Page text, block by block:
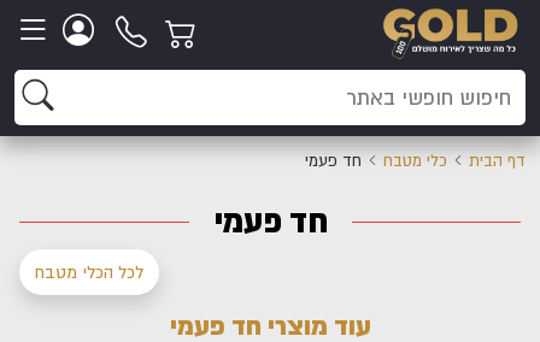
דף הבית כלי מטבח חד פעמי
חד פעמי
לכל הכלי מטבח
עוד מוצרי חד פעמי